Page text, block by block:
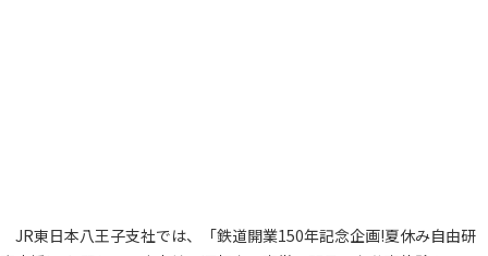
JR東日本八王子支社では、「鉄道開業150年記念企画!夏休み自由研